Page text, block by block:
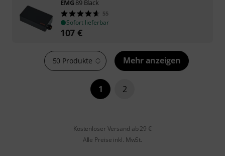
EMG89 Black
55
Sofort lieferbar
107 €
50 Produkte Mehr anzeigen
1 2
Kostenloser Versand ab 29 €
Alle Preise inkl. MwSt.